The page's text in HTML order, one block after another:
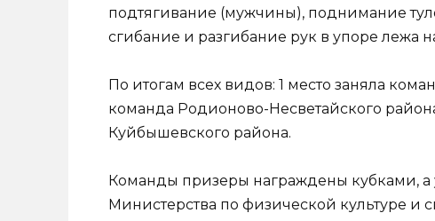
подтягивание (мужчины), поднимание
сгибание и разгибание рук в упоре лежа
По итогам всех видов: 1 место заняла
команда Родионово-Несветайского
Куйбышевского района.
Команды призеры награждены кубками,
Министерства по физической культуре и